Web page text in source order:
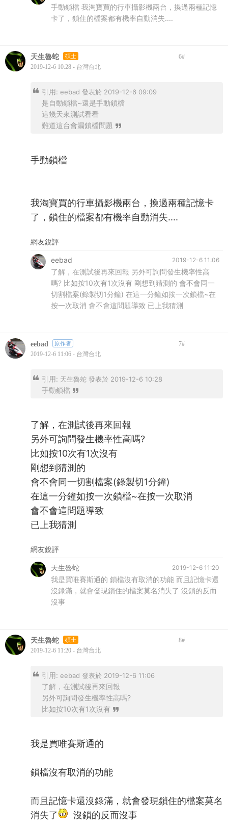
手動鎖檔 我淘寶買的行車攝影機兩台，換過兩種記憶
卡了，鎖住的檔案都有機率自動消失....
天生魯蛇 碩士 6#
2019-12-6 10:28 - 台灣台北
引用: eebad 發表於 2019-12-6 09:09
是自動鎖檔~還是手動鎖檔
這幾天來測試看看
難道這台會漏鎖檔問題
手動鎖檔
我淘寶買的行車攝影機兩台，換過兩種記憶卡
了，鎖住的檔案都有機率自動消失....
網友銳評
2019-12-6 11:06
eebad
了解，在測試後再來回報 另外可詢問發生機率性高
嗎? 比如按10次有1次沒有 剛想到猜測的 會不會同一
切割檔案(錄製切1分鐘) 在這一分鐘如按一次鎖檔~在
按一次取消 會不會這問題導致 已上我猜測
eebad 原作者 7#
2019-12-6 11:06 - 台灣台北
引用: 天生魯蛇 發表於 2019-12-6 10:28
手動鎖檔
了解，在測試後再來回報
另外可詢問發生機率性高嗎?
比如按10次有1次沒有
剛想到猜測的
會不會同一切割檔案(錄製切1分鐘)
在這一分鐘如按一次鎖檔~在按一次取消
會不會這問題導致
已上我猜測
網友銳評
2019-12-6 11:20
天生魯蛇
我是買唯賽斯通的 鎖檔沒有取消的功能 而且記憶卡還
沒錄滿，就會發現鎖住的檔案莫名消失了 沒鎖的反而
沒事
天生魯蛇 碩士 8#
2019-12-6 11:20 - 台灣台北
引用: eebad 發表於 2019-12-6 11:06
了解，在測試後再來回報
另外可詢問發生機率性高嗎?
比如按10次有1次沒有
我是買唯賽斯通的
鎖檔沒有取消的功能
而且記憶卡還沒錄滿，就會發現鎖住的檔案莫名
消失了
沒鎖的反而沒事